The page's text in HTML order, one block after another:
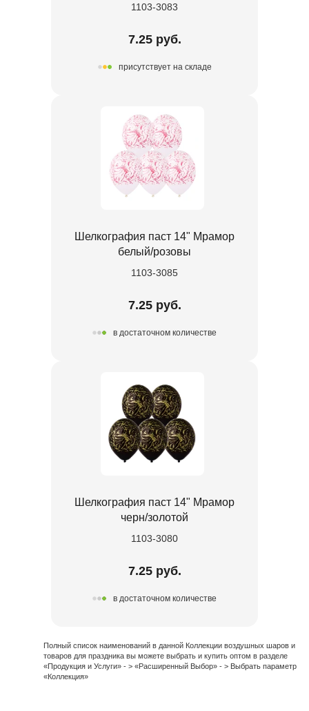
1103-3083
7.25 руб.
присутствует на складе
Шелкография паст 14" Мрамор
белый/розовы
1103-3085
7.25 руб.
в достаточном количестве
Шелкография паст 14" Мрамор
черн/золотой
1103-3080
7.25 руб.
в достаточном количестве
Полный список наименований в данной Коллекции воздушных шаров и
товаров для праздника вы можете выбрать и купить оптом в разделе
«Продукция и Услуги» - > «Расширенный Выбор» - > Выбрать параметр
«Коллекция»